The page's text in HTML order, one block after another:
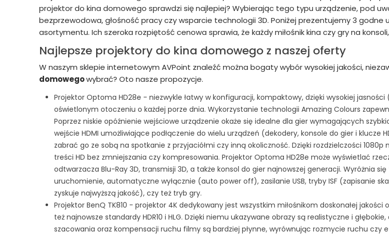
projektor do kina domowego sprawdzi się najlepiej? Wybierając tego typu urządzenie, pod
bezprzewodowa, głośność pracy czy wsparcie technologii 3D. Poniżej prezentujemy 3
asortymentu. Ich szeroka rozpiętość cenowa sprawia, że każdy miłośnik kina czy gry na
Najlepsze projektory do kina domowego z naszej oferty
W naszym sklepie internetowym AVPoint znaleźć można bogaty wybór wysokiej jakości,
domowegowybrać? Oto nasze propozycje.
Projektor Optoma HD28e - niezwykle łatwy w konfiguracji, kompaktowy, dzięki wysokiej
oświetlonym otoczeniu o każdej porze dnia. Wykorzystanie technologii Amazing Colours
Poprzez niskie opóźnienie wejściowe urządzenie okaże się idealne dla gier wymagających
wejście HDMI umożliwiające podłączenie do wielu urządzeń (dekodery, konsole do gier i klucze
zabrać go ze sobą na spotkanie z przyjaciółmi czy inną okoliczność. Dzięki rozdzielczości
treści HD bez zmniejszania czy kompresowania. Projektor Optoma HD28e może wyświetlać
odtwarzacza Blu-Ray 3D, transmisji 3D, a także konsol do gier najnowszej generacji. Wyróżnia
uruchomienie, automatyczne wyłącznie (auto power off), zasilanie USB, tryby ISF (zapisanie
zyskuje najwyższą jakość), czy też tryb gry.
Projektor BenQ TK810 - projektor 4K dedykowany jest wszystkim miłośnikom doskonałej
też najnowsze standardy HDR10 i HLG. Dzięki niemu ukazywane obrazy są realistyczne i
szacowania oraz kompensacji ruchu filmy są bardziej płynne, wyrównując rozmycie ruchu